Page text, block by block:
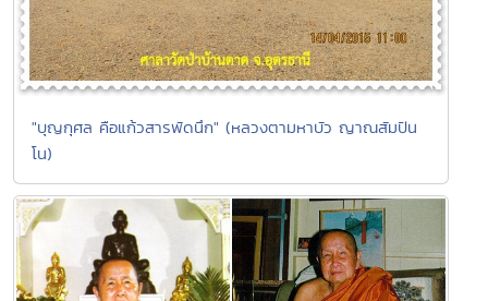
"บุญกุศล คือแก้วสารพัดนึก" (หลวงตามหาบัว ญาณสัมปัน
โน)